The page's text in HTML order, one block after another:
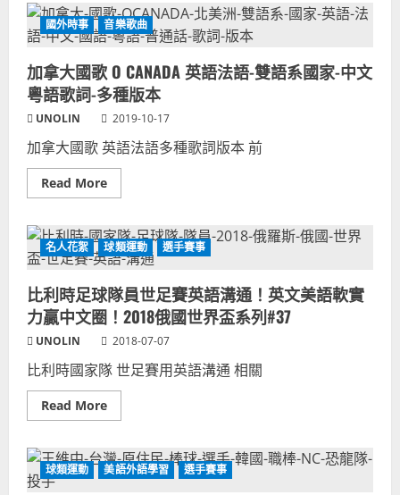
總
理
李
也
講
古
蘇
蘭
起
源
英
文
美
語
發
似：
克
發
佛！
語
英
文
外
語
學
訣
&
外
國
品
牌
發
音
念
系
列
文
章
目
錄！
持
續
充
更
新
國外時事 音樂歌曲
加拿大國歌 O CANADA 英語法語-雙語系國家-中文
粵語歌詞-多種版本
UNOLIN 2019-10-17
加拿大國歌 英語法語多種歌詞版本 前
Read MoreRead
more
拿
大
國
歌
O
CANADA
英
語
語-
語
系
國
家-
中
語
歌
詞-
名人花絮 球類運動 選手賽事
比利時足球隊員世足賽英語溝通！英文美語軟實
力贏中文圈！2018俄國世界盃系列#37
UNOLIN 2018-07-07
比利時國家隊 世足賽用英語溝通 相關
Read MoreRead
more
利
時
足
球類運動 美語外語學習 選手賽事